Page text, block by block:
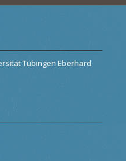
Tübingen Eberhard